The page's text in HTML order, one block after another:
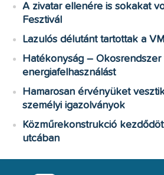
A zivatar ellenére is sokakat
Fesztivál
Lazulós délutánt tartottak a
Hatékonyság – Okosrendszer
energiafelhasználást
Hamarosan érvényüket
személyi igazolványok
Közműrekonstrukció
utcában